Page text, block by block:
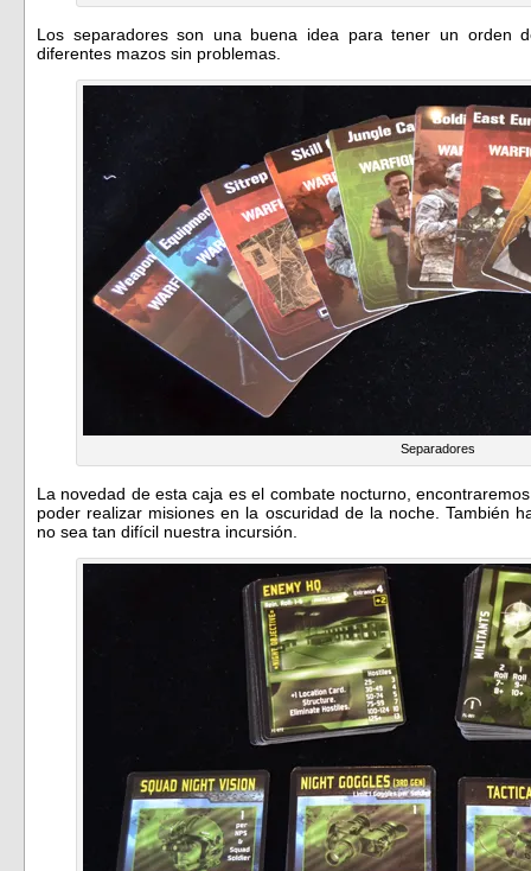
Los separadores son una buena idea para tener un orden
diferentes mazos sin problemas.
Separadores
La novedad de esta caja es el combate nocturno,
poder realizar misiones en la oscuridad de la noche. También
no sea tan difícil nuestra incursión.